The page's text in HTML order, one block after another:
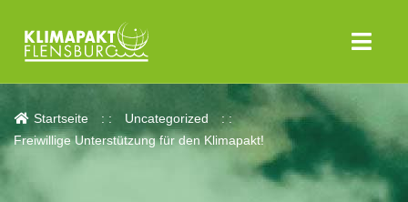
Aktuelles
Startseite
Uncategorized
Freiwillige Unterstützung für den Klimapakt!